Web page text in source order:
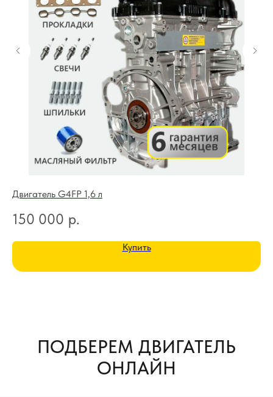
Двигатель G4FP 1,6 л
150 000 р.
Купить
ПОДБЕРЕМ ДВИГАТЕЛЬ
ОНЛАЙН